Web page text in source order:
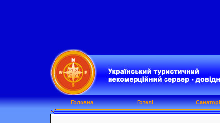
Головна Готелі